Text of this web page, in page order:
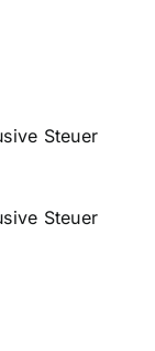
Steuer
Steuer